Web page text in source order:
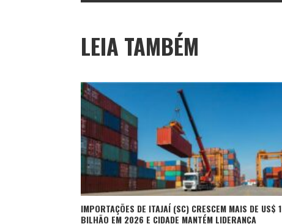
LEIA TAMBÉM
IMPORTAÇÕES DE ITAJAÍ (SC) CRESCEM MAIS DE US$ 1
BILHÃO EM 2026 E CIDADE MANTÉM LIDERANÇA